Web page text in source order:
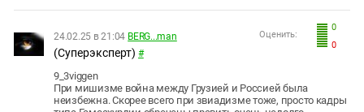
0
0
Оценить:
24.02.25 в 21:04 BERG...man
(Суперэксперт) #
9_3viggen
При мишизме война между Грузией и Россией была
неизбежна. Скорее всего при звиадизме тоже, просто кадры